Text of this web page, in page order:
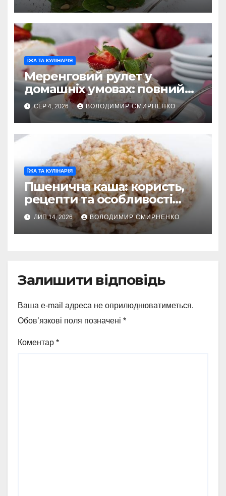
ЇЖА ТА КУЛІНАРІЯ
Меренговий рулет у
домашніх умовах: повний
гідСЕР 4, 2026 ВОЛОДИМИР СМИРНЕНКО
ЇЖА ТА КУЛІНАРІЯ
Пшенична каша: користь,
рецепти та особливості
приготування
ЛИП 14, 2026 ВОЛОДИМИР СМИРНЕНКО
Залишити відповідь
Ваша e-mail адреса не оприлюднюватиметься.
Обов’язкові поля позначені *
Коментар *